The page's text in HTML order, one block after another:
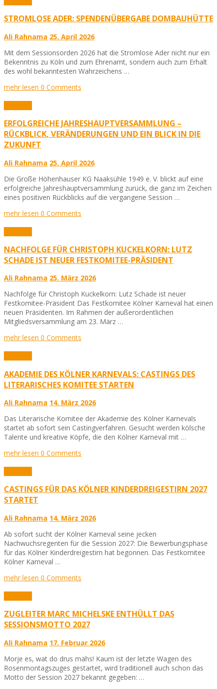
STROMLOSE ADER: SPENDENÜBERGABE DOMBAUHÜTTE
Ali Rahnama 25. April 2026
Mit dem Sessionsorden 2026 hat die Stromlose Ader nicht nur ein
Bekenntnis zu Köln und zum Ehrenamt, sondern auch zum Erhalt
des wohl bekanntesten Wahrzeichens …
mehr lesen 0 Comments
ERFOLGREICHE JAHRESHAUPTVERSAMMLUNG –
RÜCKBLICK, VERÄNDERUNGEN UND EIN BLICK IN DIE
ZUKUNFT
Ali Rahnama 25. April 2026
Die Große Höhenhauser KG Naaksühle 1949 e. V. blickt auf eine
erfolgreiche Jahreshauptversammlung zurück, die ganz im Zeichen
eines positiven Rückblicks auf die vergangene Session …
mehr lesen 0 Comments
NACHFOLGE FÜR CHRISTOPH KUCKELKORN: LUTZ
SCHADE IST NEUER FESTKOMITEE-PRÄSIDENT
Ali Rahnama 25. März 2026
Nachfolge für Christoph Kuckelkorn: Lutz Schade ist neuer
Festkomitee-Präsident Das Festkomitee Kölner Karneval hat einen
neuen Präsidenten. Im Rahmen der außerordentlichen
Mitgliedsversammlung am 23. März …
mehr lesen 0 Comments
AKADEMIE DES KÖLNER KARNEVALS: CASTINGS DES
LITERARISCHES KOMITEE STARTEN
Ali Rahnama 14. März 2026
Das Literarische Komitee der Akademie des Kölner Karnevals
startet ab sofort sein Castingverfahren. Gesucht werden kölsche
Talente und kreative Köpfe, die den Kölner Karneval mit …
mehr lesen 0 Comments
CASTINGS FÜR DAS KÖLNER KINDERDREIGESTIRN 2027
STARTET
Ali Rahnama 14. März 2026
Ab sofort sucht der Kölner Karneval seine jecken
Nachwuchsregenten für die Session 2027: Die Bewerbungsphase
für das Kölner Kinderdreigestirn hat begonnen. Das Festkomitee
Kölner Karneval …
mehr lesen 0 Comments
ZUGLEITER MARC MICHELSKE ENTHÜLLT DAS
SESSIONSMOTTO 2027
Ali Rahnama 17. Februar 2026
Morje es, wat do drus mähs! Kaum ist der letzte Wagen des
Rosenmontagszuges gestartet, wird traditionell auch schon das
Motto der Session 2027 bekannt gegeben: …